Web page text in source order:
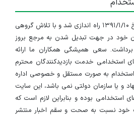
سایت ایران استخدام در تاریخ ۱۳۹۱/۱/۱۰ راه اندازی شد و با تلاش گروهی
خود در جهت تبدیل شدن به مرجع بروز
سعی همیشگی همکاران ما ارائه
استخدامی خدمت بازدیدکنندگان محترم
به صورت مستقل و خصوصی اداره
و یا سازمان دولتی نمی باشد، این سایت
استخدامی بوده و بنابراین لازم است که
خود نسبت به صحت و سقم اخبار منتشر